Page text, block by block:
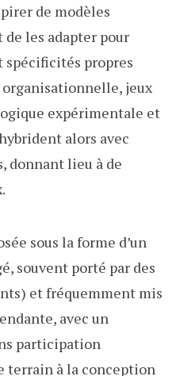
de modèles
les adapter pour
spécificités propres
jeux
expérimentale et
alors avec
donnant lieu à de
sous la forme d’un
souvent porté par des
et fréquemment mis
avec un
participation
terrain à la conception